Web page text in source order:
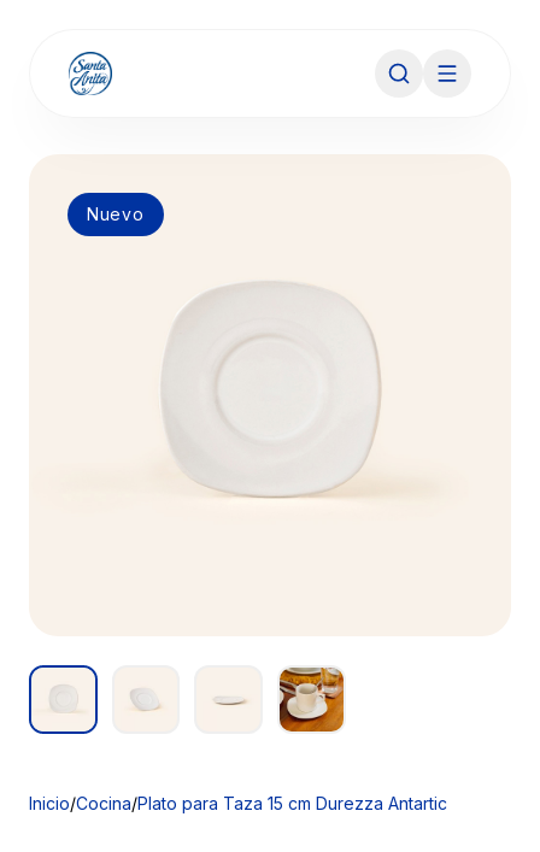
Nuevo
Inicio/Cocina/Plato para Taza 15 cm Durezza Antartic